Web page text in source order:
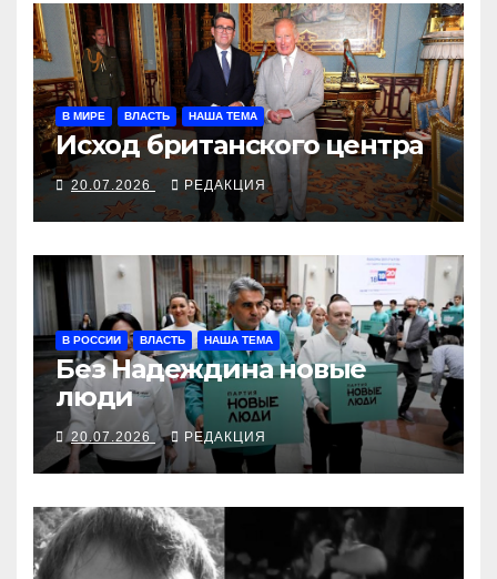
В МИРЕ ВЛАСТЬ НАША ТЕМА
Исход британского центра
20.07.2026 РЕДАКЦИЯ
В РОССИИ ВЛАСТЬ НАША ТЕМА
Без Надеждина новые
люди
20.07.2026 РЕДАКЦИЯ